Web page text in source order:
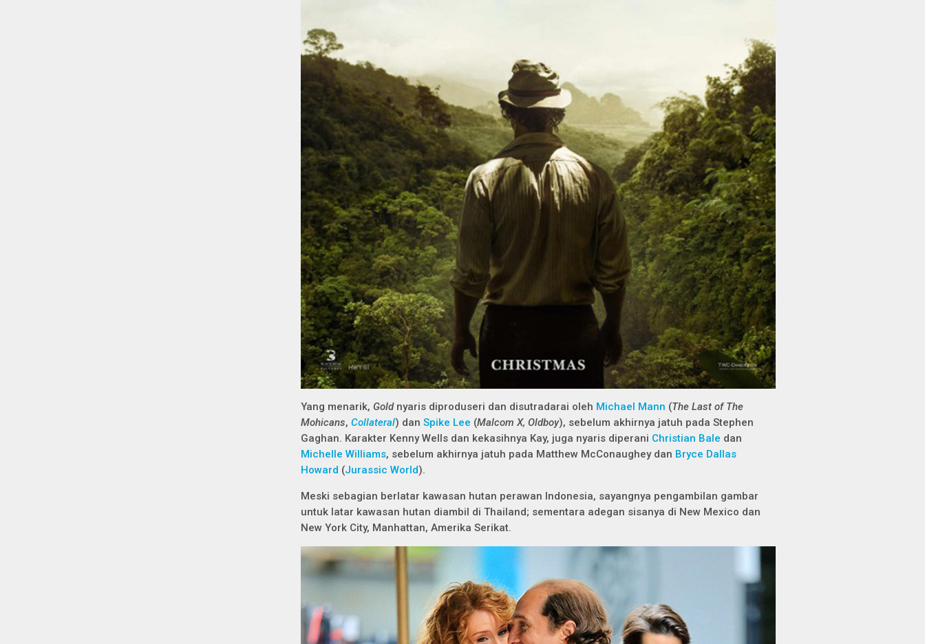
Yang menarik, Gold nyaris diproduseri dan disutradarai oleh Michael Mann (The Last of The
Mohicans, Collateral) dan Spike Lee (Malcom X, Oldboy), sebelum akhirnya jatuh pada Stephen
Gaghan. Karakter Kenny Wells dan kekasihnya Kay, juga nyaris diperani Christian Bale dan
Michelle Williams, sebelum akhirnya jatuh pada Matthew McConaughey dan Bryce Dallas
Howard (Jurassic World).
Meski sebagian berlatar kawasan hutan perawan Indonesia, sayangnya pengambilan gambar
untuk latar kawasan hutan diambil di Thailand; sementara adegan sisanya di New Mexico dan
New York City, Manhattan, Amerika Serikat.